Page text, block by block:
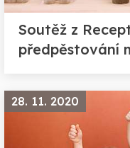
Soutěž z
předpěstování
28. 11. 2020